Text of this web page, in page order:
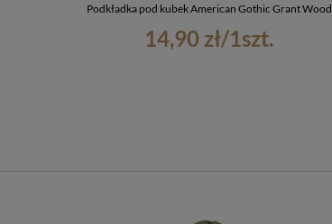
Podkładka pod kubek American Gothic Grant Wood
14,90 zł/1szt.